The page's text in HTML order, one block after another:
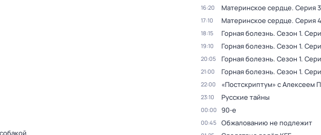
16:20 Материнское сердце. Серия
17:10 Материнское сердце. Серия
18:15 Горная болезнь. Сезон 1.
19:10 Горная болезнь. Сезон 1.
20:05 Горная болезнь. Сезон 1.
21:00 Горная болезнь. Сезон 1.
22:00 «Постскриптум» с Алексеем
23:10 Русские тайны
00:00 90-е
00:45 Обжалованию не подлежит